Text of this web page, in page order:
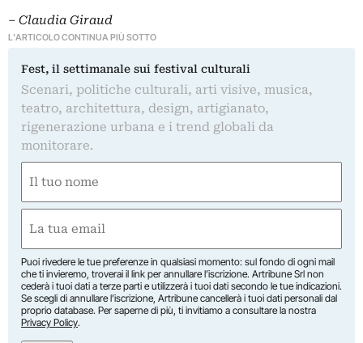
– Claudia Giraud
L'ARTICOLO CONTINUA PIÙ SOTTO
Fest, il settimanale sui festival culturali
Scenari, politiche culturali, arti visive, musica,
teatro, architettura, design, artigianato,
rigenerazione urbana e i trend globali da
monitorare.
(Obbligatorio)
(Obbligatorio)
Puoi rivedere le tue preferenze in qualsiasi momento: sul fondo di ogni mail
che ti invieremo, troverai il link per annullare l’iscrizione. Artribune Srl non
cederà i tuoi dati a terze parti e utilizzerà i tuoi dati secondo le tue indicazioni.
Se scegli di annullare l’iscrizione, Artribune cancellerà i tuoi dati personali dal
proprio database. Per saperne di più, ti invitiamo a consultare la nostra
Privacy Policy.